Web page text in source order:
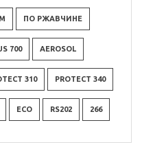
ПО РЖАВЧИНЕ
700 AEROSOL
310 PROTECT 340
ECO RS202 266